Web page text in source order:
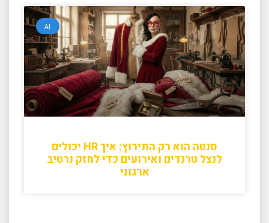
AI
סנטה הוא רק התירוץ: איך HR יכולים
לנצל טרנדים ואירועים כדי לחזק נרטיב
ארגוני